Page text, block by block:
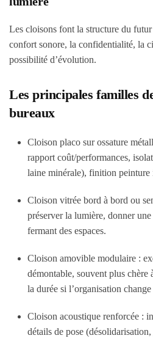
Les cloisons font la structure du
confort sonore, la confidentialité, la
possibilité d’évolution.
Les principales familles
bureaux
Cloison placo sur ossature
rapport coût/performances,
laine minérale), finition peinture
Cloison vitrée bord à bord ou
préserver la lumière, donner
fermant des espaces.
Cloison amovible modulaire :
démontable, souvent plus chère
la durée si l’organisation
Cloison acoustique renforcée :
détails de pose